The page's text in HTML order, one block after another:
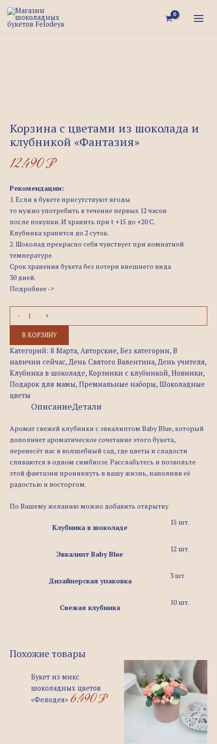
Перейти
содержимому
Корзина с цветами из шоколада и
клубникой «Фантазия»
12.490₽
Рекомендации:
1. Если в букете присутствуют ягоды
то нужно употребить в течение первых 12 часов
после покупки. И хранить при t +15 до +20 C.
Клубника хранится до 2 суток.
2. Шоколад прекрасно себя чувствует при комнатной
температуре.
Срок хранения букета без потери внешнего вида
30 дней.
Подробнее ->
Quantity
В КОРЗИНУ
Категорий: 8 Марта, Авторские, Без категории, В
наличии сейчас, День Святого Валентина, День учителя,
Клубника в шоколаде, Корзинки с клубникой, Новинки,
Подарок для мамы, Премиальные наборы, Шоколадные
цветы
ОписаниеДетали
Аромат свежей клубники с эвкалиптом Baby Blue, который
дополняет ароматическое сочетание этого букета,
перенесёт вас в волшебный сад, где цветы и сладости
сливаются в одном симбиозе. Расслабьтесь и позвольте
этой фантазии проникнуть в вашу жизнь, наполнив её
радостью и восторгом.
По Вашему желанию можно добавить открытку
Клубника в шоколаде
15 шт.
Эвкалипт Baby Blue
12 шт.
Дизайнерская упаковка
3 шт
Свежая клубника
10 шт.
Похожие товары
Букет из микс
шоколадных цветов
«Фелодея» 6.490₽